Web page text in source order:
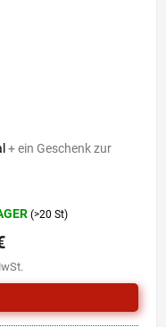
+ ein Geschenk zur
(>20 St)